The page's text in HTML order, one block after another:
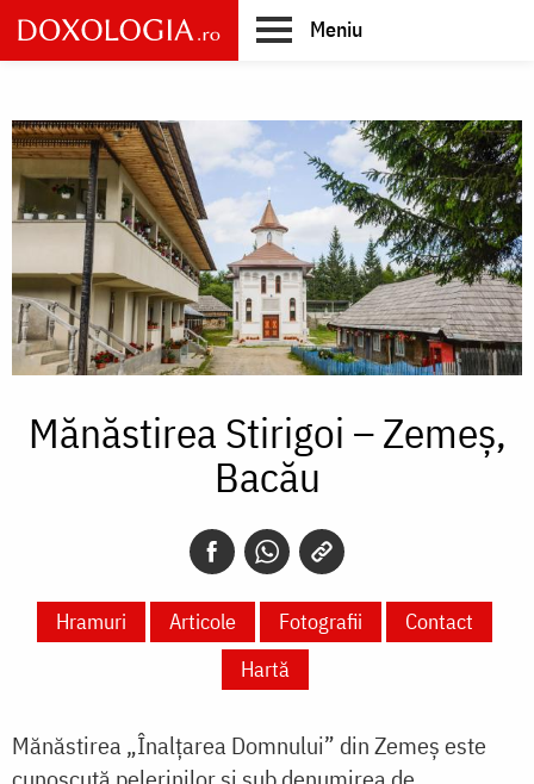
Skip
to
main
Meniu
Mănăstirea Stirigoi – Zemeș,
Bacău
Hramuri Articole Fotografii
Contact
Hartă
Mănăstirea „Înalțarea Domnului” din Zemeș este